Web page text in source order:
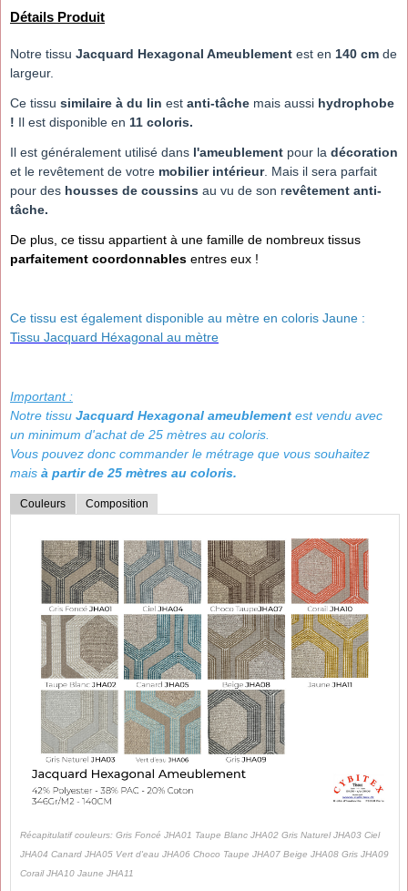
Détails Produit
Notre tissu Jacquard Hexagonal Ameublement est en 140 cm de
largeur.
Ce tissu similaire à du lin est anti-tâche mais aussi hydrophobe
! Il est disponible en 11 coloris.
Il est généralement utilisé dans l'ameublement pour la décoration
et le revêtement de votre mobilier intérieur. Mais il sera parfait
pour des housses de coussins au vu de son revêtement anti-
tâche.
De plus, ce tissu appartient à une famille de nombreux tissus
parfaitement coordonnables entres eux !
Ce tissu est également disponible au mètre en coloris Jaune :
Tissu Jacquard Héxagonal au mètre
Important :
Notre tissu Jacquard Hexagonal ameublement est vendu avec
un minimum d'achat de 25 mètres au coloris.
Vous pouvez donc commander le métrage que vous souhaitez
mais à partir de 25 mètres au coloris.
Couleurs Composition
Récapitulatif couleurs: Gris Foncé JHA01 Taupe Blanc JHA02 Gris Naturel JHA03 Ciel
JHA04 Canard JHA05 Vert d'eau JHA06 Choco Taupe JHA07 Beige JHA08 Gris JHA09
Corail JHA10 Jaune JHA11